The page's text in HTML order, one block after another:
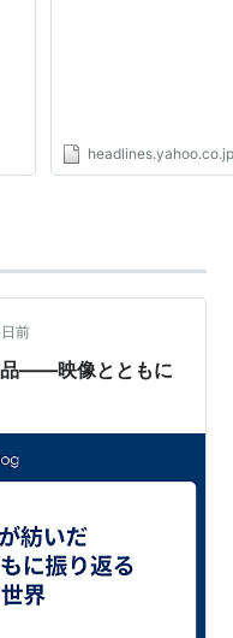
）
）
本テレビ）
ジテレビ）
年、1987年/1989
）
ジテレビ）
ャル（1989年/1993
日）
年、フジテレビ）
年、日本テレビ）
）
前
品――映像とともに